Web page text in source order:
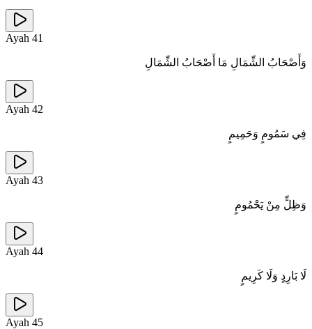
Ayah 41
وَأَصْحَابُ الشِّمَالِ مَا أَصْحَابُ الشِّمَالِ
Ayah 42
فِي سَمُومٍ وَحَمِيمٍ
Ayah 43
وَظِلٍّ مِنْ يَحْمُومٍ
Ayah 44
لَا بَارِدٍ وَلَا كَرِيمٍ
Ayah 45